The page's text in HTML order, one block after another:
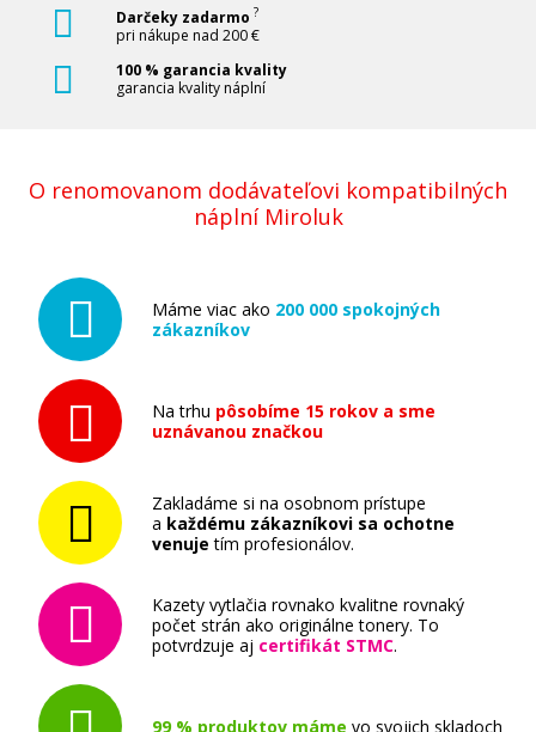
Darčeky zadarmo ?
pri nákupe nad 200 €
100 % garancia kvality
garancia kvality náplní
O renomovanom dodávateľovi kompatibilných
náplní Miroluk
Máme viac ako 200 000 spokojných
zákazníkov
Na trhu pôsobíme 15 rokov a sme
uznávanou značkou
Zakladáme si na osobnom prístupe
a každému zákazníkovi sa ochotne
venuje tím profesionálov.
Kazety vytlačia rovnako kvalitne rovnaký
počet strán ako originálne tonery. To
potvrdzuje aj certifikát STMC.
99 % produktov máme vo svojich skladoch